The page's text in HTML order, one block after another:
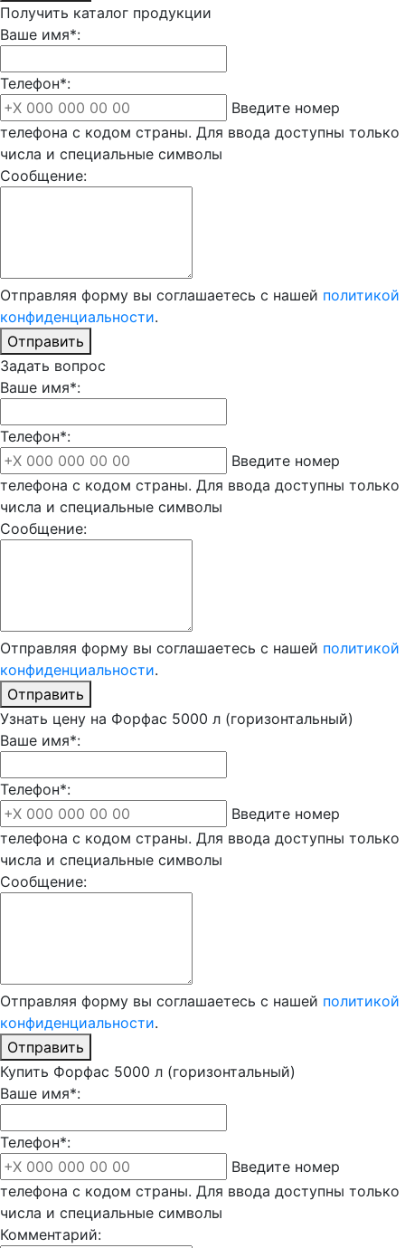
Получить каталог продукции
Ваше имя*:
Телефон*:
Введите номер
телефона с кодом страны. Для ввода доступны только
числа и специальные символы
Сообщение:
Отправляя форму вы соглашаетесь с нашей политикой
конфиденциальности.
Отправить
Задать вопрос
Ваше имя*:
Телефон*:
Введите номер
телефона с кодом страны. Для ввода доступны только
числа и специальные символы
Сообщение:
Отправляя форму вы соглашаетесь с нашей политикой
конфиденциальности.
Отправить
Узнать цену на Форфас 5000 л (горизонтальный)
Ваше имя*:
Телефон*:
Введите номер
телефона с кодом страны. Для ввода доступны только
числа и специальные символы
Сообщение:
Отправляя форму вы соглашаетесь с нашей политикой
конфиденциальности.
Отправить
Купить Форфас 5000 л (горизонтальный)
Ваше имя*:
Телефон*:
Введите номер
телефона с кодом страны. Для ввода доступны только
числа и специальные символы
Комментарий: